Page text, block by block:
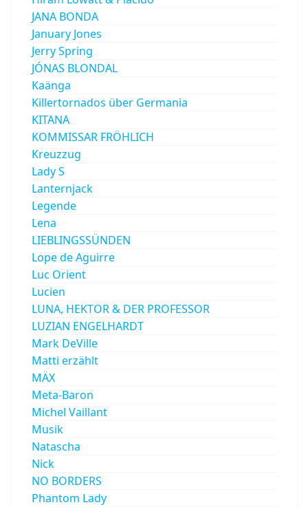
JANA BONDA
January Jones
Jerry Spring
JÓNAS BLONDAL
Kaänga
Killertornados über Germania
KITANA
KOMMISSAR FRÖHLICH
Kreuzzug
Lady S
Lanternjack
Legende
Lena
LIEBLINGSSÜNDEN
Lope de Aguirre
Luc Orient
Lucien
LUNA, HEKTOR & DER PROFESSOR
LUZIAN ENGELHARDT
Mark DeVille
Matti erzählt
MÄX
Meta-Baron
Michel Vaillant
Musik
Natascha
Nick
NO BORDERS
Phantom Lady